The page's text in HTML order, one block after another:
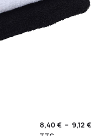
8,40€ – 9,12€